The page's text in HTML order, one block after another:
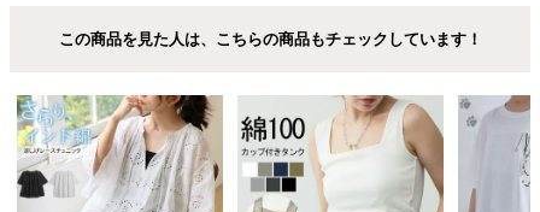
この商品を見た人は、こちらの商品もチェックしています！